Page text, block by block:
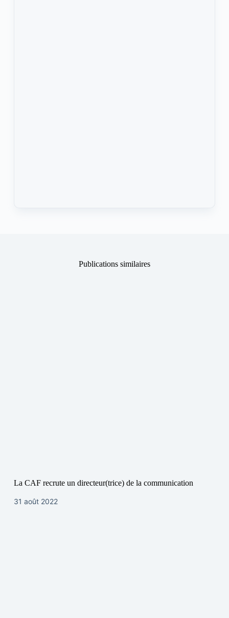
Publications similaires
La CAF recrute un directeur(trice) de la communication
31 août 2022